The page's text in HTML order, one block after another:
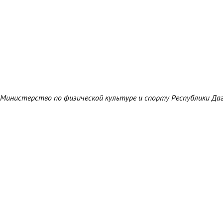
Министерство по физической культуре и спорту Республики